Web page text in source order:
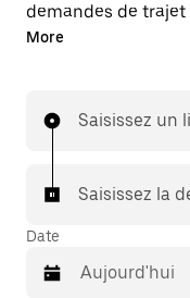
demandes de trajet
nous vous mettions
(24 h/24 et 7 j/7),
Dans certaines
pouvez le
More
Saisissez un
Saisissez la
Date